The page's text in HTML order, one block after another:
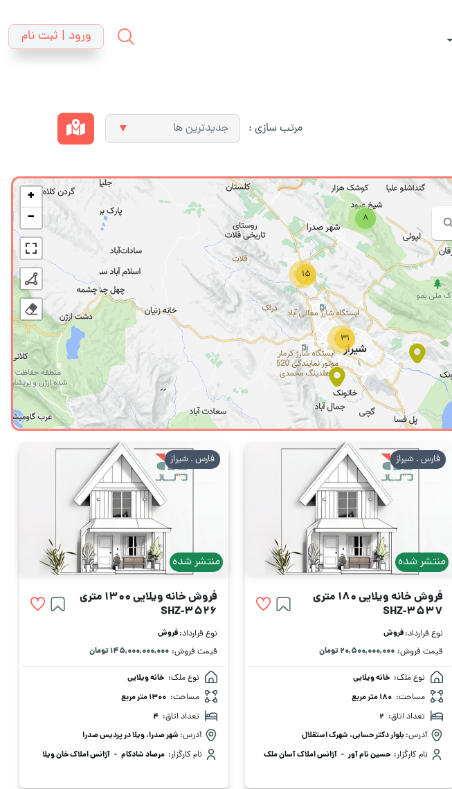
ورود | ثبت نام
مرتب سازی :
8
31
15
+
−
منتشر شده
فارس . شیراز
فروش خانه ویلایی 180 متری
SHZ-3537
نوع قرارداد:فروش
قیمت فروش: ۲۰,۵۰۰,۰۰۰,۰۰۰ تومان
نوع ملک: خانه ویلایی
مساحت: 180 متر مربع
تعداد اتاق: 2
آدرس:بلوار دکتر حسابی، شهرک استقلال
نام کارگزار: حسین نام آور - آژانس املاک آسان ملک
منتشر شده
فارس . شیراز
فروش خانه ویلایی 1300 متری
SHZ-3526
نوع قرارداد:فروش
قیمت فروش: ۱۴۵,۰۰۰,۰۰۰,۰۰۰ تومان
نوع ملک: خانه ویلایی
مساحت: 1300 متر مربع
تعداد اتاق: 4
آدرس: شهر صدرا، ویلا در پردیس صدرا
نام کارگزار: مرصاد شادکام - آژانس املاک خان ویلا